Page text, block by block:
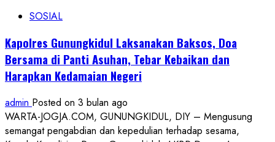
Konsep
dan
Dialogis
Amankan
Day
2026
SOSIAL
Kapolres Gunungkidul Laksanakan Baksos, Doa
Bersama di Panti Asuhan, Tebar Kebaikan dan
Harapkan Kedamaian Negeri
admin Posted on 3 bulan ago
WARTA-JOGJA.COM, GUNUNGKIDUL, DIY – Mengusung
semangat pengabdian dan kepedulian terhadap sesama,